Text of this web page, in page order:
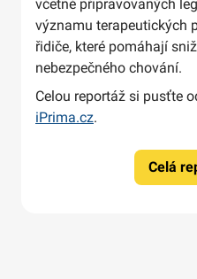
včetně připravovaných
významu terapeutických
řidiče, které pomáhají
nebezpečného chování.
Celou reportáž si pusťte
iPrima.cz.
Celá